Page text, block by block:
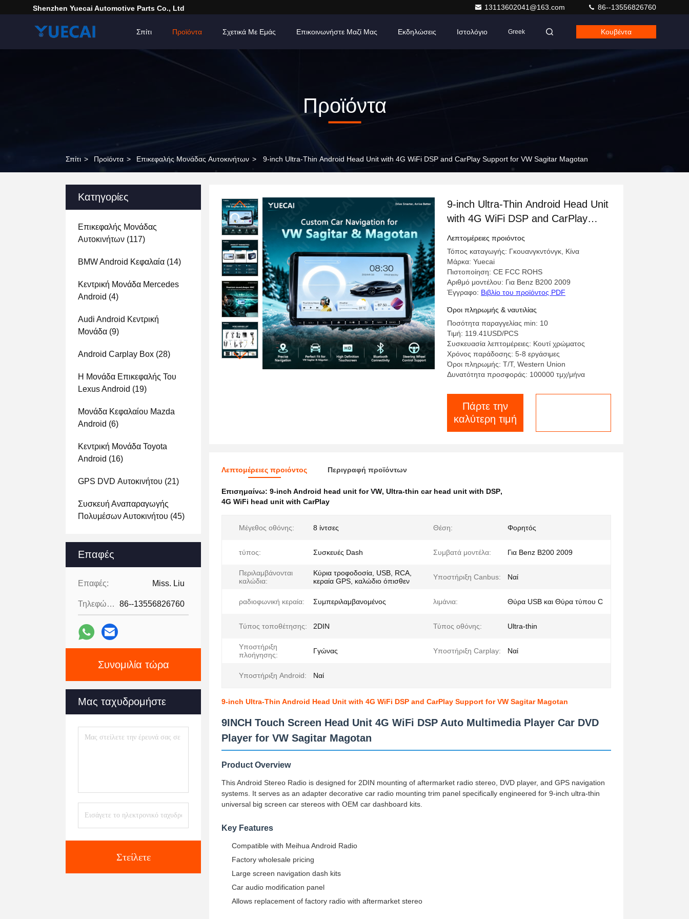
Shenzhen Yuecai Automotive Parts Co., Ltd 13113602041@163.com 86--13556826760
Σπίτι Προϊόντα Σχετικά Με Εμάς Επικοινωνήστε Μαζί Μας Εκδηλώσεις Ιστολόγιο Greek Κουβέντα
Προϊόντα
Σπίτι > Προϊόντα > Επικεφαλής Μονάδας Αυτοκινήτων > 9-inch Ultra-Thin Android Head Unit with 4G WiFi DSP and CarPlay Support for VW Sagitar Magotan
Κατηγορίες
Επικεφαλής Μονάδας
Αυτοκινήτων (117)
BMW Android Κεφαλαία (14)
Κεντρική Μονάδα Mercedes
Android (4)
Audi Android Κεντρική
Μονάδα (9)
Android Carplay Box (28)
Η Μονάδα Επικεφαλής Του
Lexus Android (19)
Μονάδα Κεφαλαίου Mazda
Android (6)
Κεντρική Μονάδα Toyota
Android (16)
GPS DVD Αυτοκινήτου (21)
Συσκευή Αναπαραγωγής
Πολυμέσων Αυτοκινήτου (45)
Επαφές
Επαφές: Miss. Liu
Τηλεφώνημα: 86--13556826760
Συνομιλία τώρα
Μας ταχυδρομήστε
Στείλετε
9-inch Ultra-Thin Android Head Unit
with 4G WiFi DSP and CarPlay
Support for VW Sagitar Magotan
Λεπτομέρειες προιόντος
Τόπος καταγωγής: Γκουανγκντόνγκ, Κίνα
Μάρκα: Yuecai
Πιστοποίηση: CE FCC ROHS
Αριθμό μοντέλου: Για Benz B200 2009
Έγγραφο: Βιβλίο του προϊόντος PDF
Όροι πληρωμής & ναυτιλίας
Ποσότητα παραγγελίας min: 10
Τιμή: 119.41USD/PCS
Συσκευασία λεπτομέρειες: Κουτί χρώματος
Χρόνος παράδοσης: 5-8 εργάσιμες
Όροι πληρωμής: T/T, Western Union
Δυνατότητα προσφοράς: 100000 τμχ/μήνα
Πάρτε την
καλύτερη τιμή
Λεπτομέρειες προιόντος Περιγραφή προϊόντων
Επισημαίνω: 9-inch Android head unit for VW, Ultra-thin car head unit with DSP,
4G WiFi head unit with CarPlay
Μέγεθος οθόνης: 8 ίντσες Θέση: Φορητός
τύπος: Συσκευές Dash Συμβατά μοντέλα: Για Benz B200 2009
Περιλαμβάνονται
καλώδια:
Κύρια τροφοδοσία, USB, RCA,
κεραία GPS, καλώδιο όπισθεν
Υποστήριξη Canbus: Ναί
ραδιοφωνική κεραία: Συμπεριλαμβανομένος λιμάνια: Θύρα USB και Θύρα τύπου C
Τύπος τοποθέτησης: 2DIN Τύπος οθόνης: Ultra-thin
Υποστήριξη
πλοήγησης:
Γγώνας Υποστήριξη Carplay: Ναί
Υποστήριξη Android: Ναί
9-inch Ultra-Thin Android Head Unit with 4G WiFi DSP and CarPlay Support for VW Sagitar Magotan
9INCH Touch Screen Head Unit 4G WiFi DSP Auto Multimedia Player Car DVD
Player for VW Sagitar Magotan
Product Overview
This Android Stereo Radio is designed for 2DIN mounting of aftermarket radio stereo, DVD player, and GPS navigation
systems. It serves as an adapter decorative car radio mounting trim panel specifically engineered for 9-inch ultra-thin
universal big screen car stereos with OEM car dashboard kits.
Key Features
Compatible with Meihua Android Radio
Factory wholesale pricing
Large screen navigation dash kits
Car audio modification panel
Allows replacement of factory radio with aftermarket stereo